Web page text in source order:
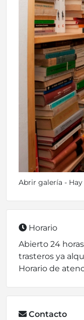
Abrir galería -
Horario
Abierto 24
trasteros ya
Horario de
Contacto